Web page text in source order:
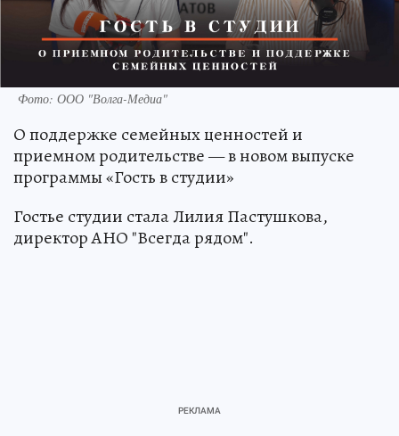
Фото: ООО "Волга-Медиа"
О поддержке семейных ценностей и
приемном родительстве — в новом выпуске
программы «Гость в студии»
Гостье студии стала Лилия Пастушкова,
директор АНО "Всегда рядом".